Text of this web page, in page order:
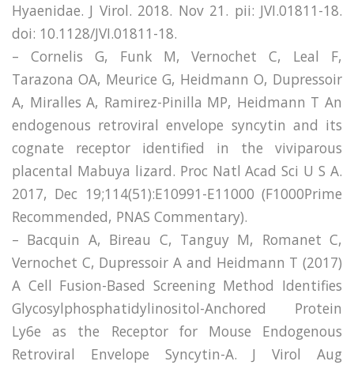
Hyaenidae. J Virol. 2018. Nov 21. pii: JVI.01811-18.
doi: 10.1128/JVI.01811-18.
– Cornelis G, Funk M, Vernochet C, Leal F,
Tarazona OA, Meurice G, Heidmann O, Dupressoir
A, Miralles A, Ramirez-Pinilla MP, Heidmann T An
endogenous retroviral envelope syncytin and its
cognate receptor identified in the viviparous
placental Mabuya lizard. Proc Natl Acad Sci U S A.
2017, Dec 19;114(51):E10991-E11000 (F1000Prime
Recommended, PNAS Commentary).
– Bacquin A, Bireau C, Tanguy M, Romanet C,
Vernochet C, Dupressoir A and Heidmann T (2017)
A Cell Fusion-Based Screening Method Identifies
Glycosylphosphatidylinositol-Anchored Protein
Ly6e as the Receptor for Mouse Endogenous
Retroviral Envelope Syncytin-A. J Virol Aug